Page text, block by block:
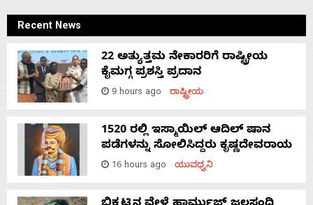
Recent News
22 ಅತ್ಯುತ್ತಮ ನೇಕಾರರಿಗೆ ರಾಷ್ಟ್ರೀಯ
ಕೈಮಗ್ಗ ಪ್ರಶಸ್ತಿ ಪ್ರದಾನ
9 hours ago ರಾಷ್ಟ್ರೀಯ
1520 ರಲ್ಲಿ ಇಸ್ಮಾಯಿಲ್ ಆದಿಲ್ ಷಾನ
ಪಡೆಗಳನ್ನು ಸೋಲಿಸಿದ್ದರು ಕೃಷ್ಣದೇವರಾಯ
16 hours ago ಯುವಧ್ವನಿ